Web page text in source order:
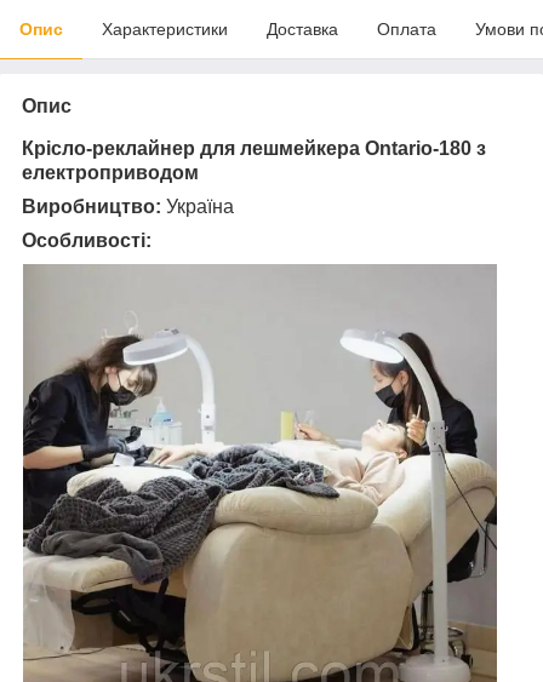
Опис Характеристики Доставка Оплата Умови
Опис
Крісло-реклайнер для лешмейкера Ontario-180 з
електроприводом
Виробництво: Україна
Особливості: